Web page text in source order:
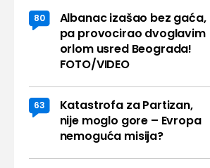
80
Albanac izašao bez gaća,
pa provocirao dvoglavim
orlom usred Beograda!
FOTO/VIDEO
63
Katastrofa za Partizan,
nije moglo gore – Evropa
nemoguća misija?